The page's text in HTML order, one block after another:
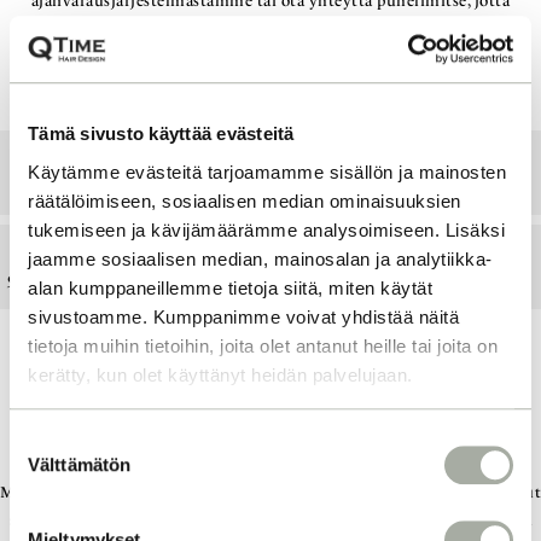
Tämä sivusto käyttää evästeitä
Käytämme evästeitä tarjoamamme sisällön ja mainosten
räätälöimiseen, sosiaalisen median ominaisuuksien
tukemiseen ja kävijämäärämme analysoimiseen. Lisäksi
jaamme sosiaalisen median, mainosalan ja analytiikka-
alan kumppaneillemme tietoja siitä, miten käytät
sivustoamme. Kumppanimme voivat yhdistää näitä
tietoja muihin tietoihin, joita olet antanut heille tai joita on
kerätty, kun olet käyttänyt heidän palvelujaan.
o
Välttämätön
Designer
60-
90min
103-131€ 103-131€ 103-131€ 103-131€
MEIKIT
Meiltä löydät osaavat ammattilaiset tärkeään päivääsi. Meikkitiedustelut
sekä ajanvaraus puhelimitse, jotta voimme keskustella toiveistasi sekä